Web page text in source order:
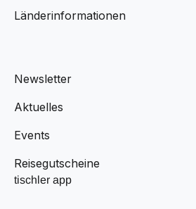
Länderinformationen
Newsletter
Aktuelles
Events
Reisegutscheine
tischler app